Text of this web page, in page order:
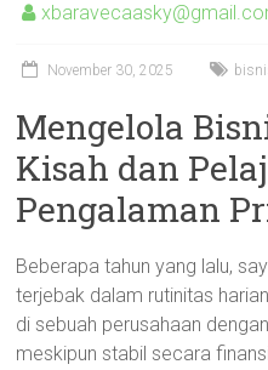
November 30, 2025
Mengelola
Kisah dan
Pengalaman
Beberapa tahun yang lalu,
terjebak dalam rutinitas
di sebuah perusahaan
meskipun stabil secara